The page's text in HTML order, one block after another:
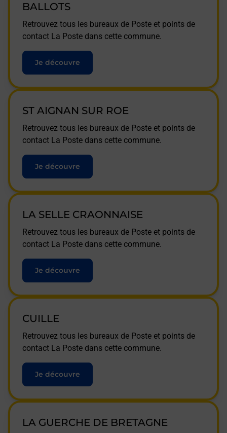
BALLOTS
Retrouvez tous les bureaux de Poste et points de
contact La Poste dans cette commune.
Je découvre
ST AIGNAN SUR ROE
Retrouvez tous les bureaux de Poste et points de
contact La Poste dans cette commune.
Je découvre
LA SELLE CRAONNAISE
Retrouvez tous les bureaux de Poste et points de
contact La Poste dans cette commune.
Je découvre
CUILLE
Retrouvez tous les bureaux de Poste et points de
contact La Poste dans cette commune.
Je découvre
LA GUERCHE DE BRETAGNE